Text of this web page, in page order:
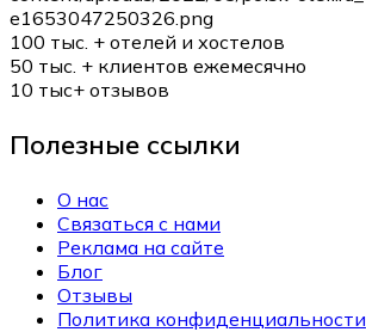
100 тыс. + отелей и хостелов
50 тыс. + клиентов ежемесячно
10 тыс+ отзывов
Полезные ссылки
О нас
Связаться с нами
Реклама на сайте
Блог
Отзывы
Политика конфиденциальности